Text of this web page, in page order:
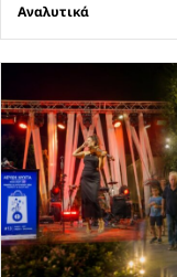
Αναλυτικά